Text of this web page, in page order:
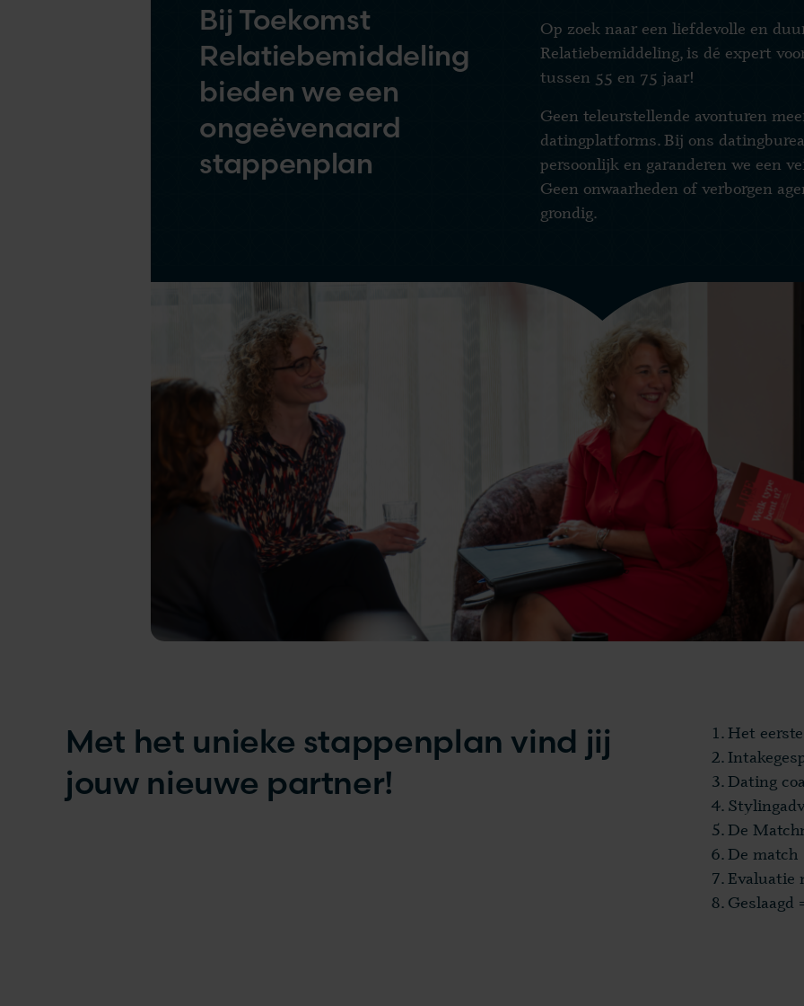
Bij Toekomst
Relatiebemiddeling
bieden we een
ongeëvenaard
stappenplan
Op zoek naar een liefdevolle en
Relatiebemiddeling, is dé expert
tussen 55 en 75 jaar!
Geen teleurstellende avonturen
datingplatforms. Bij ons
persoonlijk en garanderen we een
Geen onwaarheden of verborgen
grondig.
Met het unieke stappenplan vind jij
jouw nieuwe partner!
Het
Intakege
Dating
De
De match
Evaluatie
Geslaagd